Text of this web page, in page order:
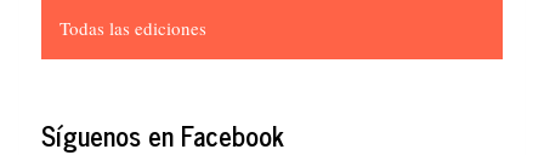
Todas las ediciones
Síguenos en Facebook